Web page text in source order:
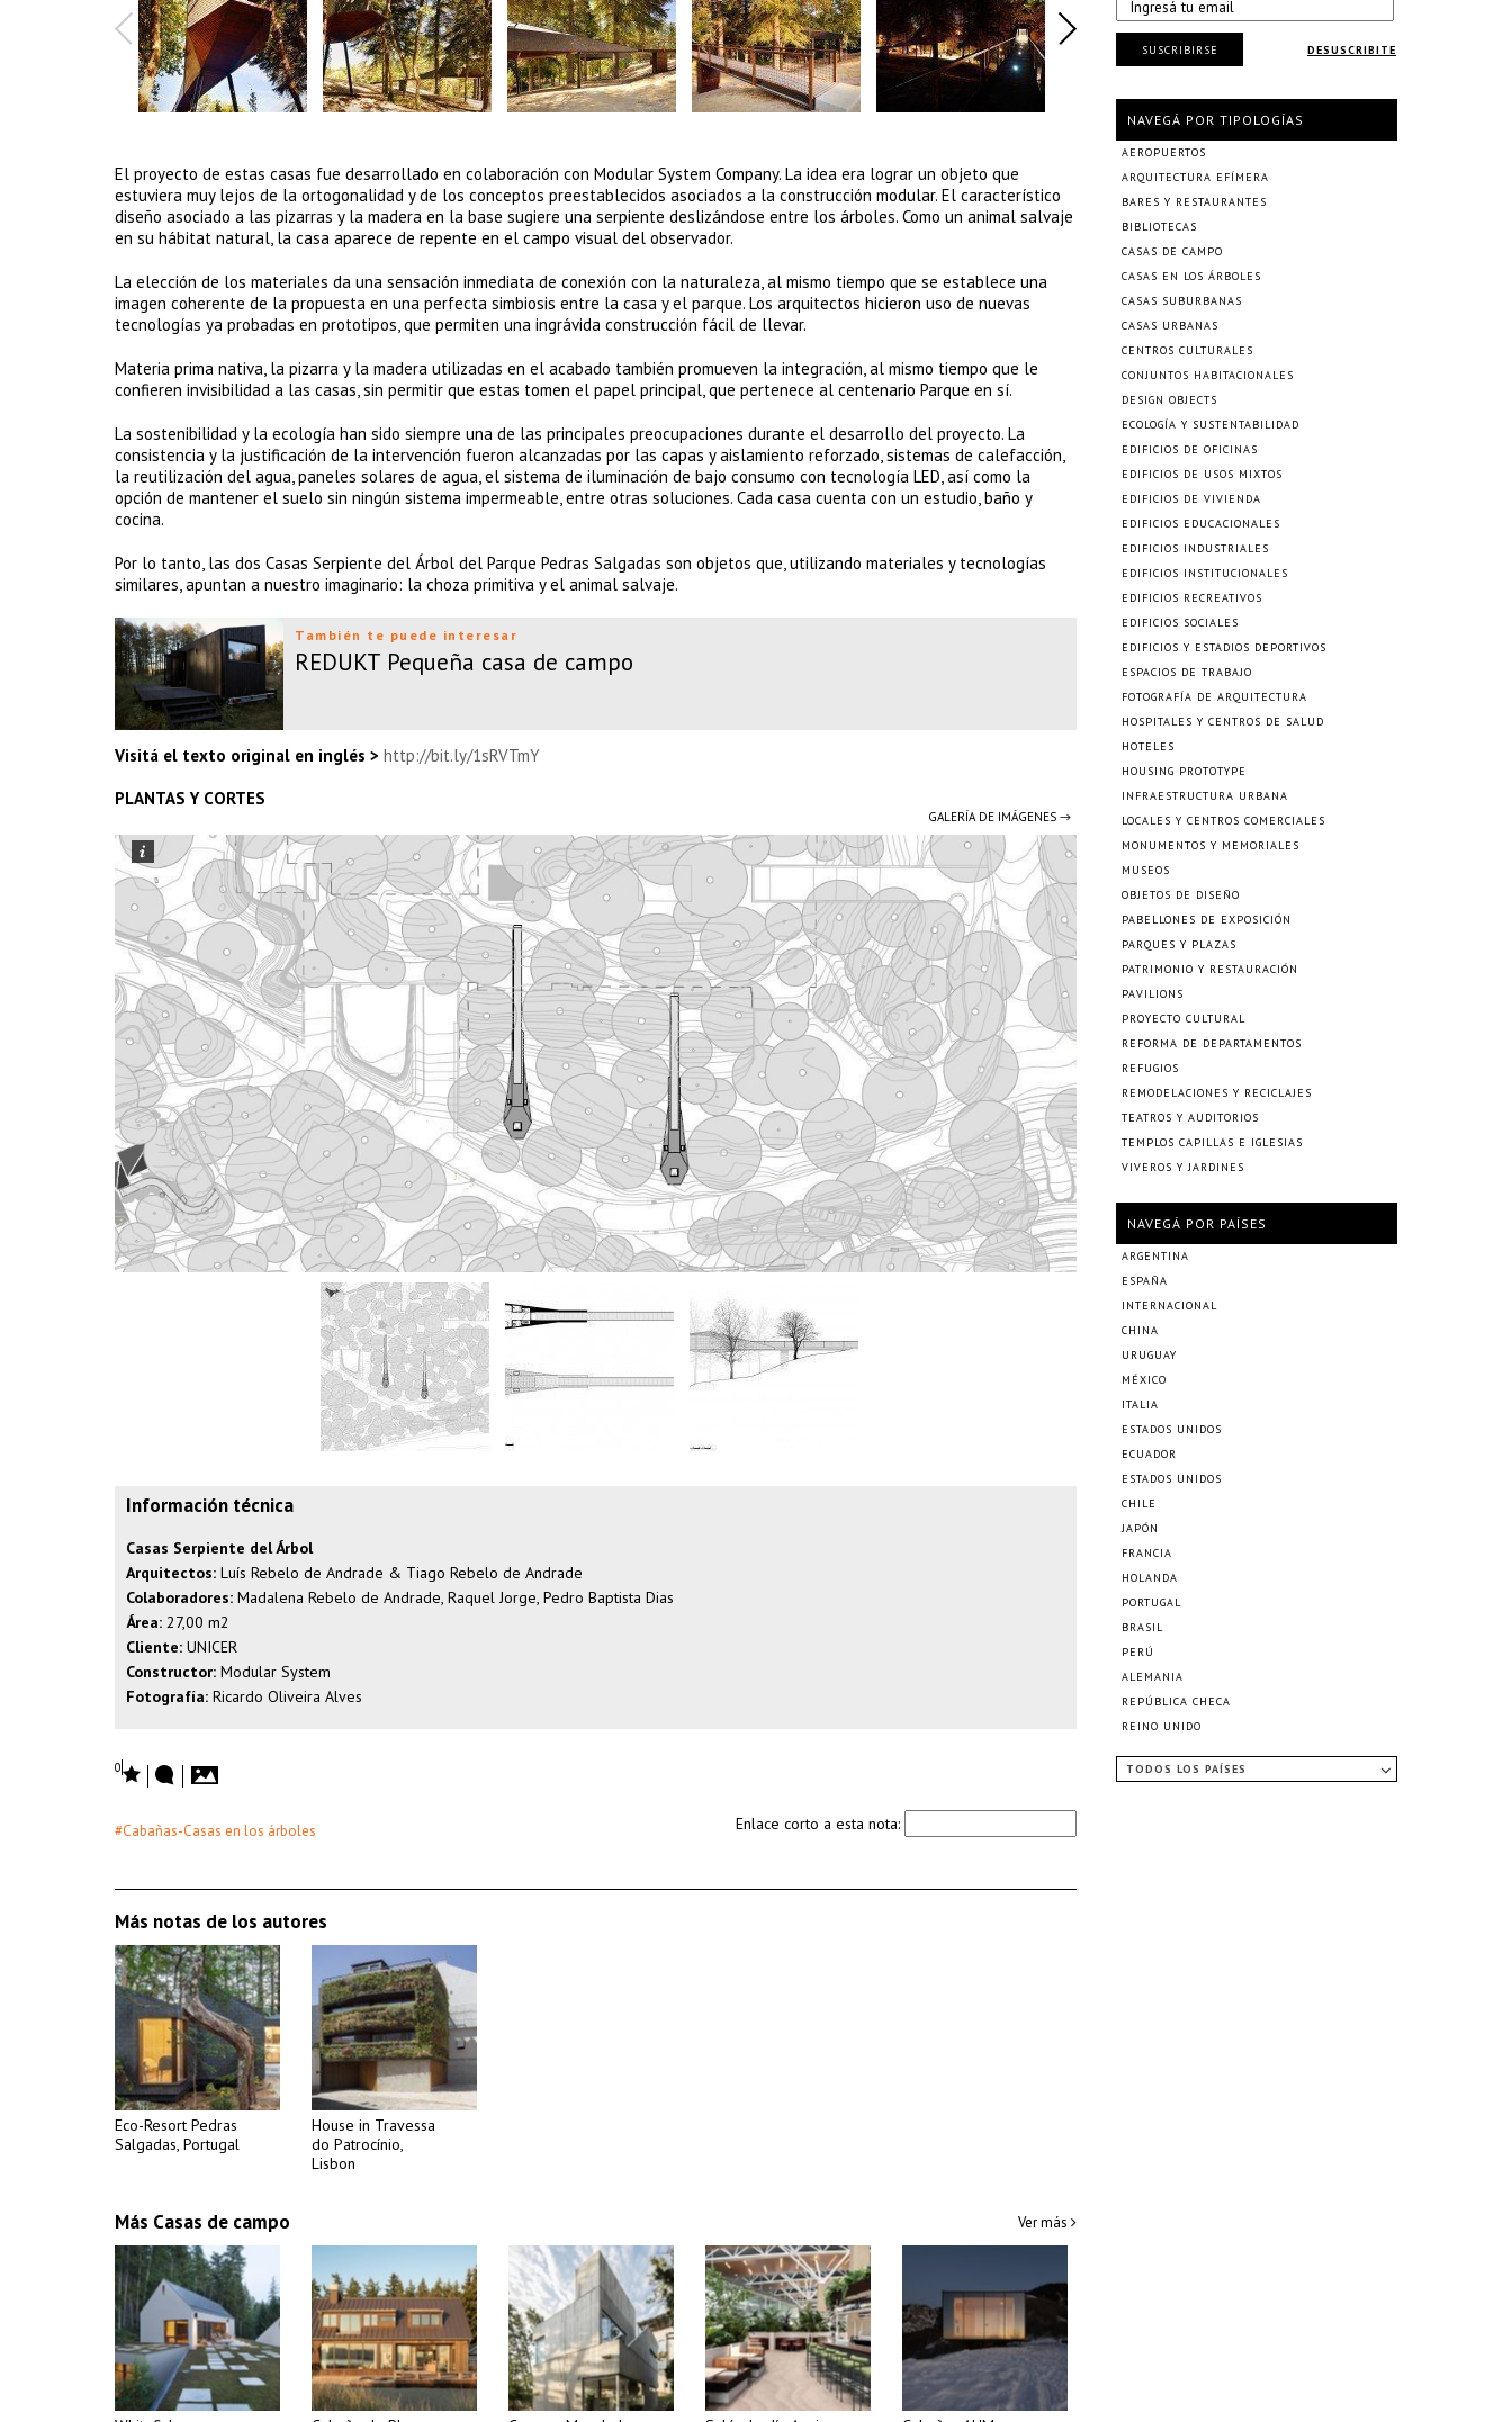
El proyecto de estas casas fue desarrollado en colaboración con Modular System Company. La idea era lograr un objeto que
estuviera muy lejos de la ortogonalidad y de los conceptos preestablecidos asociados a la construcción modular. El característico
diseño asociado a las pizarras y la madera en la base sugiere una serpiente deslizándose entre los árboles. Como un animal salvaje
en su hábitat natural, la casa aparece de repente en el campo visual del observador.
La elección de los materiales da una sensación inmediata de conexión con la naturaleza, al mismo tiempo que se establece una
imagen coherente de la propuesta en una perfecta simbiosis entre la casa y el parque. Los arquitectos hicieron uso de nuevas
tecnologías ya probadas en prototipos, que permiten una ingrávida construcción fácil de llevar.
Materia prima nativa, la pizarra y la madera utilizadas en el acabado también promueven la integración, al mismo tiempo que le
confieren invisibilidad a las casas, sin permitir que estas tomen el papel principal, que pertenece al centenario Parque en sí.
La sostenibilidad y la ecología han sido siempre una de las principales preocupaciones durante el desarrollo del proyecto. La
consistencia y la justificación de la intervención fueron alcanzadas por las capas y aislamiento reforzado, sistemas de calefacción,
la reutilización del agua, paneles solares de agua, el sistema de iluminación de bajo consumo con tecnología LED, así como la
opción de mantener el suelo sin ningún sistema impermeable, entre otras soluciones. Cada casa cuenta con un estudio, baño y
cocina.
Por lo tanto, las dos Casas Serpiente del Árbol del Parque Pedras Salgadas son objetos que, utilizando materiales y tecnologías
similares, apuntan a nuestro imaginario: la choza primitiva y el animal salvaje.
También te puede interesar
REDUKT Pequeña casa de campo
Visitá el texto original en inglés > http://bit.ly/1sRVTmY
PLANTAS Y CORTES
GALERÍA DE IMÁGENES →
Información técnica
Casas Serpiente del Árbol
Arquitectos: Luís Rebelo de Andrade & Tiago Rebelo de Andrade
Colaboradores: Madalena Rebelo de Andrade, Raquel Jorge, Pedro Baptista Dias
Área: 27,00 m2
Cliente: UNICER
Constructor: Modular System
Fotografía: Ricardo Oliveira Alves
0
#Cabañas-Casas en los árboles Enlace corto a esta nota:
Más notas de los autores
Eco-Resort Pedras
Salgadas, Portugal
House in Travessa
do Patrocínio,
Lisbon
Más Casas de campo Ver más
DESUSCRIBITE
SUSCRIBIRSE
NAVEGÁ POR TIPOLOGÍAS
AEROPUERTOS
ARQUITECTURA EFÍMERA
BARES Y RESTAURANTES
BIBLIOTECAS
CASAS DE CAMPO
CASAS EN LOS ÁRBOLES
CASAS SUBURBANAS
CASAS URBANAS
CENTROS CULTURALES
CONJUNTOS HABITACIONALES
DESIGN OBJECTS
ECOLOGÍA Y SUSTENTABILIDAD
EDIFICIOS DE OFICINAS
EDIFICIOS DE USOS MIXTOS
EDIFICIOS DE VIVIENDA
EDIFICIOS EDUCACIONALES
EDIFICIOS INDUSTRIALES
EDIFICIOS INSTITUCIONALES
EDIFICIOS RECREATIVOS
EDIFICIOS SOCIALES
EDIFICIOS Y ESTADIOS DEPORTIVOS
ESPACIOS DE TRABAJO
FOTOGRAFÍA DE ARQUITECTURA
HOSPITALES Y CENTROS DE SALUD
HOTELES
HOUSING PROTOTYPE
INFRAESTRUCTURA URBANA
LOCALES Y CENTROS COMERCIALES
MONUMENTOS Y MEMORIALES
MUSEOS
OBJETOS DE DISEÑO
PABELLONES DE EXPOSICIÓN
PARQUES Y PLAZAS
PATRIMONIO Y RESTAURACIÓN
PAVILIONS
PROYECTO CULTURAL
REFORMA DE DEPARTAMENTOS
REFUGIOS
REMODELACIONES Y RECICLAJES
TEATROS Y AUDITORIOS
TEMPLOS CAPILLAS E IGLESIAS
VIVEROS Y JARDINES
NAVEGÁ POR PAÍSES
ARGENTINA
ESPAÑA
INTERNACIONAL
CHINA
URUGUAY
MÉXICO
ITALIA
ESTADOS UNIDOS
ECUADOR
ESTADOS UNIDOS
CHILE
JAPÓN
FRANCIA
HOLANDA
PORTUGAL
BRASIL
PERÚ
ALEMANIA
REPÚBLICA CHECA
REINO UNIDO
TODOS LOS PAÍSES